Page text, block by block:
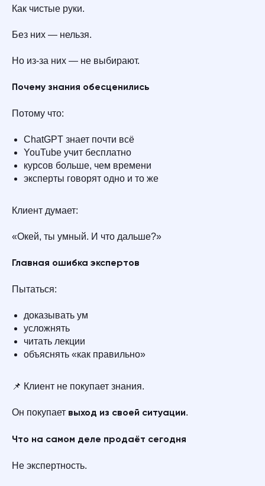
Как чистые руки.
Без них — нельзя.
Но из-за них — не выбирают.
Почему знания обесценились
Потому что:
ChatGPT знает почти всё
YouTube учит бесплатно
курсов больше, чем времени
эксперты говорят одно и то же
Клиент думает:
«Окей, ты умный. И что дальше?»
Главная ошибка экспертов
Пытаться:
доказывать ум
усложнять
читать лекции
объяснять «как правильно»
📌 Клиент не покупает знания.
Он покупает выход из своей ситуации.
Что на самом деле продаёт сегодня
Не экспертность.